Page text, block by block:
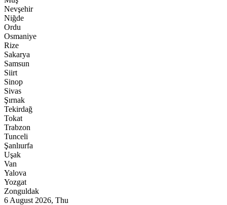
Nevşehir
Niğde
Ordu
Osmaniye
Rize
Sakarya
Samsun
Siirt
Sinop
Sivas
Şırnak
Tekirdağ
Tokat
Trabzon
Tunceli
Şanlıurfa
Uşak
Van
Yalova
Yozgat
Zonguldak
6 August 2026, Thu